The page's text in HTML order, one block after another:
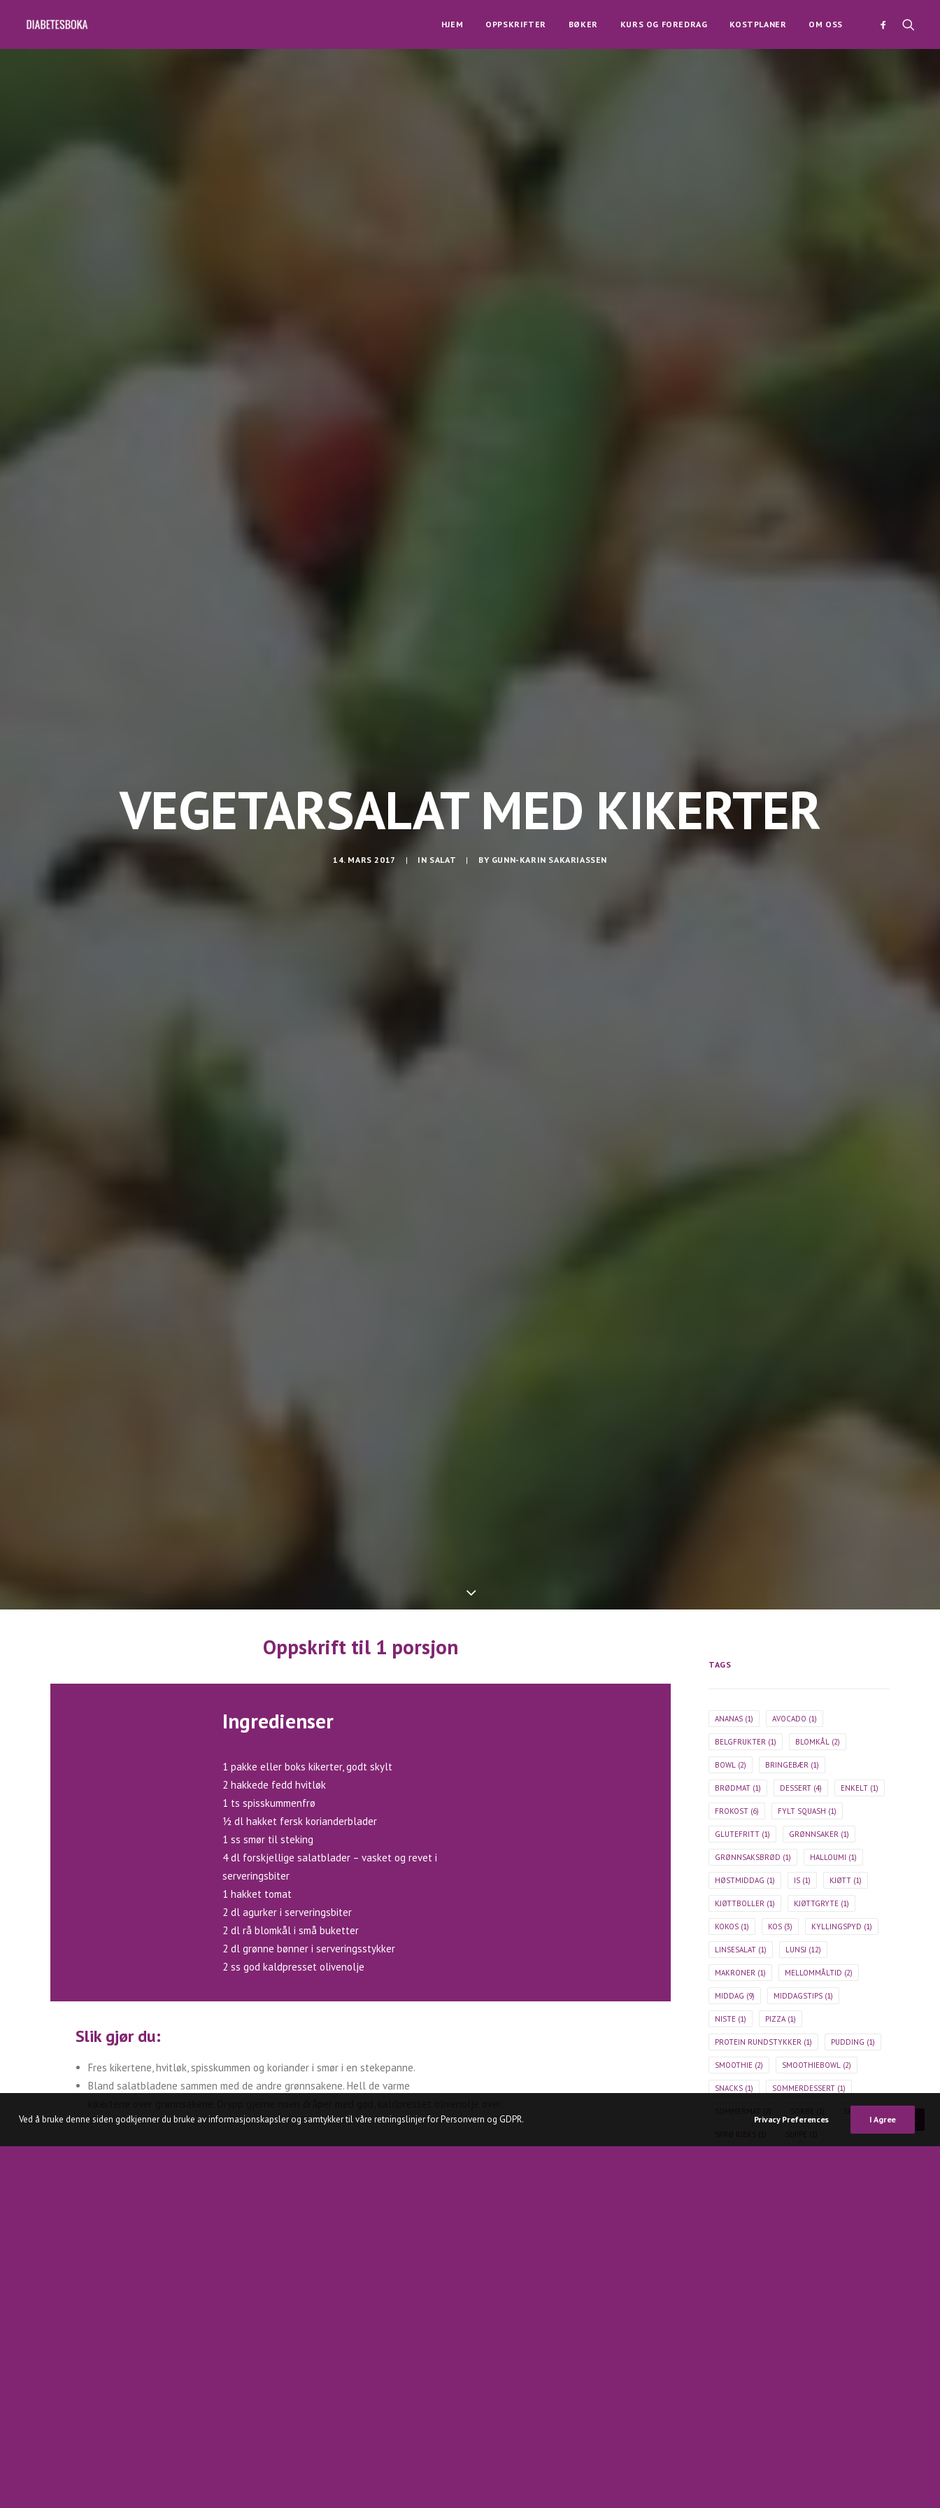
HJEM OPPSKRIFTER BØKER KURS OG FOREDRAG KOSTPLANER OM OSS
VEGETARSALAT MED KIKERTER
14. MARS 2017 | IN SALAT | BY GUNN-KARIN SAKARIASSEN
Oppskrift til 1 porsjon
Ingredienser
1 pakke eller boks kikerter, godt skylt
2 hakkede fedd hvitløk
1 ts spisskummenfrø
1⁄2 dl hakket fersk korianderblader
1 ss smør til steking
4 dl forskjellige salatblader – vasket og revet i
serveringsbiter
1 hakket tomat
2 dl agurker i serveringsbiter
2 dl rå blomkål i små buketter
2 dl grønne bønner i serveringsstykker
2 ss god kaldpresset olivenolje
Slik gjør du:
Fres kikertene, hvitløk, spisskummen og koriander i smør i en stekepanne.
Bland salatbladene sammen med de andre grønnsakene. Hell de varme
TAGS
ANANAS (1) AVOCADO (1)
BELGFRUKTER (1) BLOMKÅL (2)
BOWL (2) BRINGEBÆR (1)
BRØDMAT (1) DESSERT (4) ENKELT (1)
FROKOST (6) FYLT SQUASH (1)
GLUTEFRITT (1) GRØNNSAKER (1)
GRØNNSAKSBRØD (1) HALLOUMI (1)
HØSTMIDDAG (1) IS (1) KJØTT (1)
KJØTTBOLLER (1) KJØTTGRYTE (1)
KOKOS (1) KOS (3) KYLLINGSPYD (1)
LINSESALAT (1) LUNSJ (12)
MAKRONER (1) MELLOMMÅLTID (2)
MIDDAG (9) MIDDAGSTIPS (1)
NISTE (1) PIZZA(1)
PROTEIN RUNDSTYKKER (1) PUDDING (1)
SMOOTHIE (2) SMOOTHIEBOWL (2)
SNACKS (1) SOMMERDESSERT (1)
Ved å bruke denne siden godkjenner du bruke av informasjonskapsler og samtykker til våre retningslinjer for Personvern og GDPR. Privacy Preferences I Agree